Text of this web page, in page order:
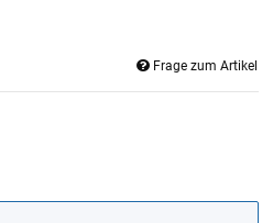
Frage zum Artikel